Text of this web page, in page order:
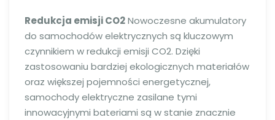
Redukcja emisji CO2Nowoczesne akumulatory
do samochodów elektrycznych są kluczowym
czynnikiem w redukcji emisji CO2. Dzięki
zastosowaniu bardziej ekologicznych materiałów
oraz większej pojemności energetycznej,
samochody elektryczne zasilane tymi
innowacyjnymi bateriami są w stanie znacznie